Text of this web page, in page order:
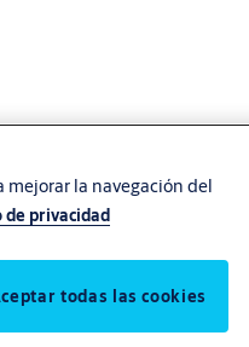
mejorar la navegación del
de privacidad
todas las cookies